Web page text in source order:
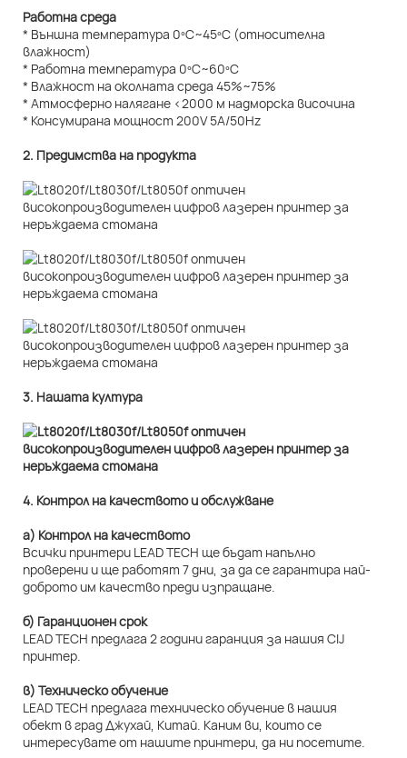
Работна среда
* Външна температура 0ºC~45ºC (относителна
влажност)
* Работна температура 0ºC~60ºC
* Влажност на околната среда 45%~75%
* Атмосферно налягане <2000 м надморска височина
* Консумирана мощност 200V 5A/50Hz
2. Предимства на продукта
3. Нашата култура
4. Контрол на качеството и обслужване
а) Контрол на качеството
Всички принтери LEAD TECH ще бъдат напълно
проверени и ще работят 7 дни, за да се гарантира най-
доброто им качество преди изпращане.
б) Гаранционен срок
LEAD TECH предлага 2 години гаранция за нашия CIJ
принтер.
в) Техническо обучение
LEAD TECH предлага техническо обучение в нашия
обект в град Джухай, Китай. Каним ви, които се
интересувате от нашите принтери, да ни посетите.